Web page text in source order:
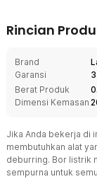
Rincian
Brand
Garansi
Berat Produk
Dimensi Kemasan
Jika Anda bekerja di
membutuhkan alat
deburring. Bor listrik
sempurna untuk